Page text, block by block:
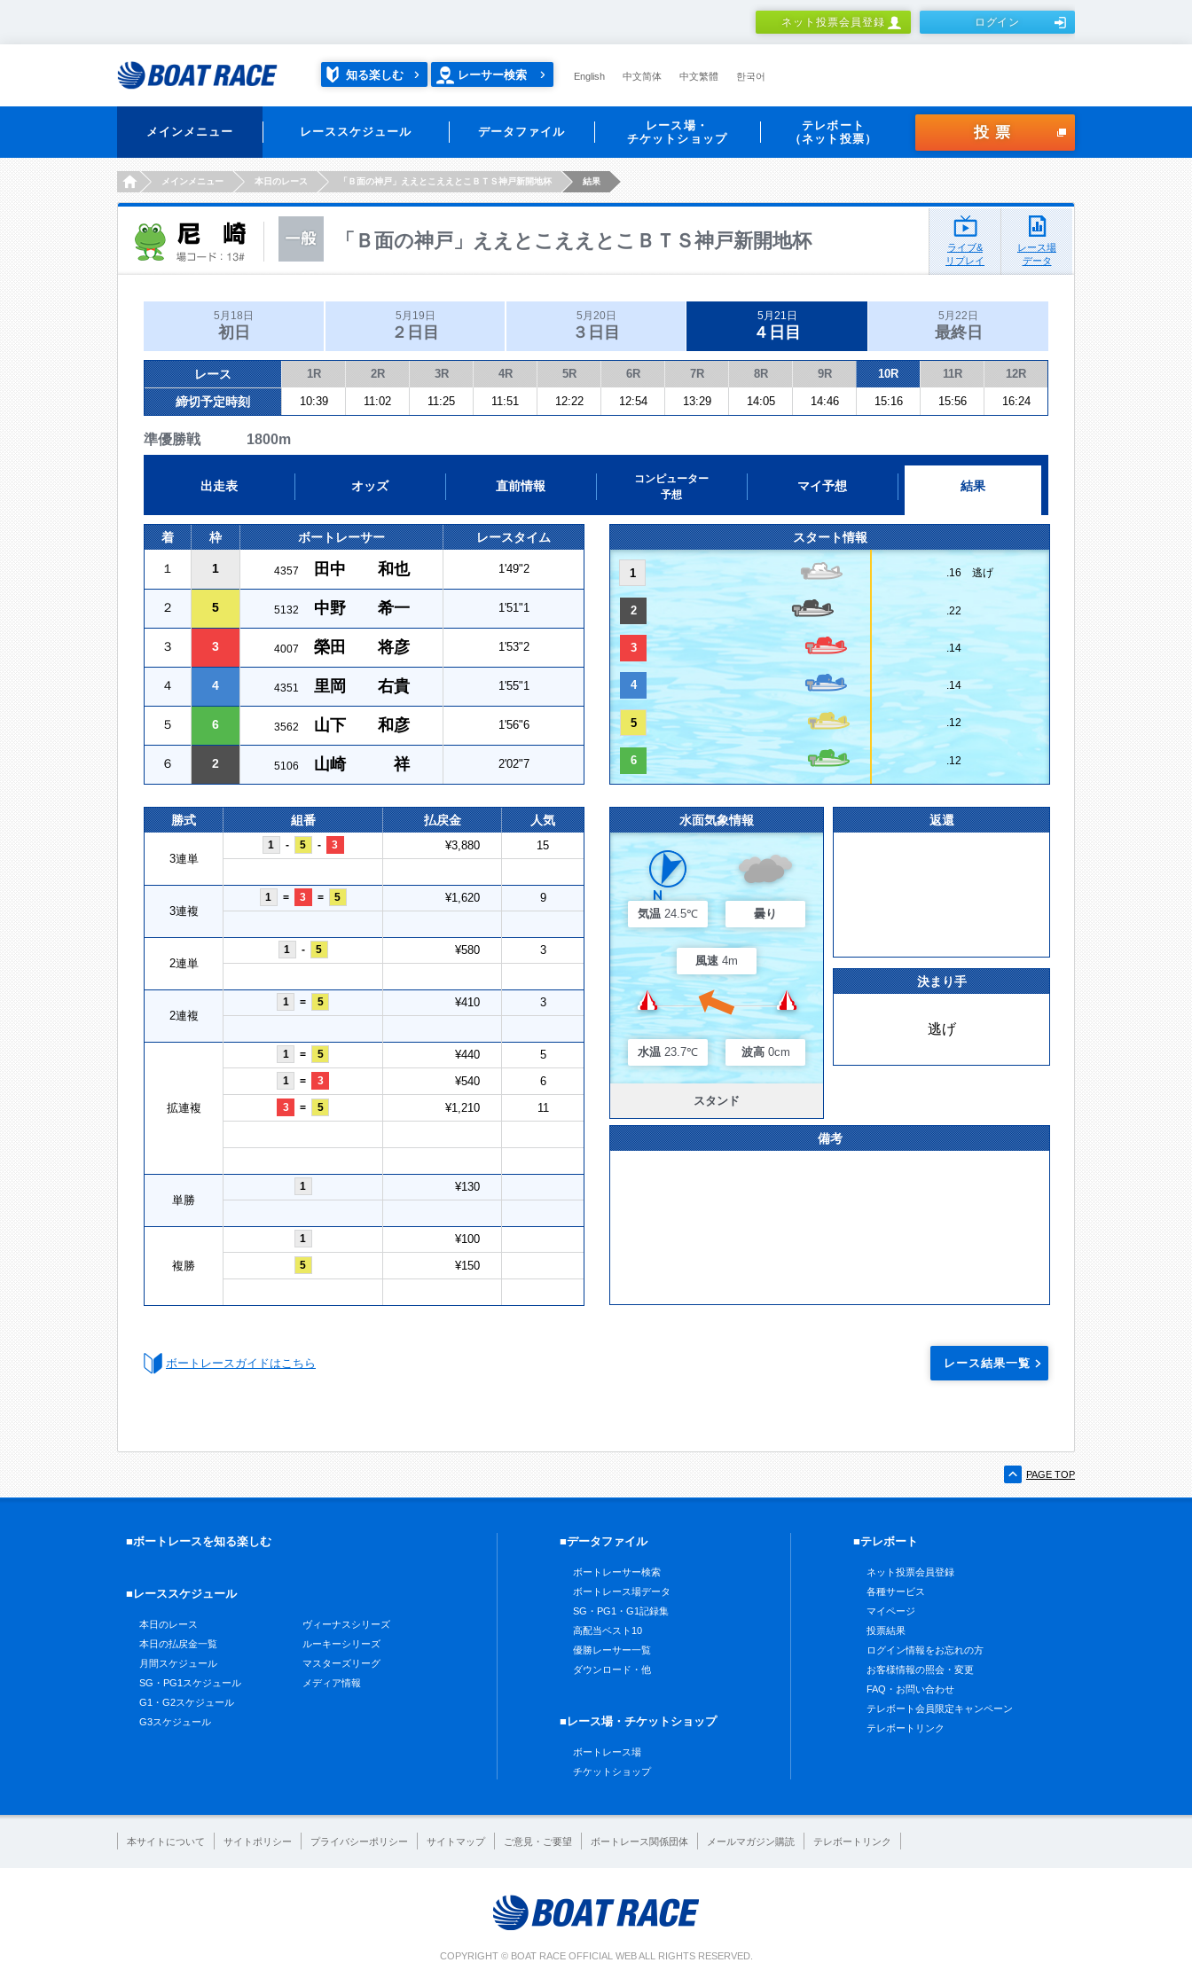
ネット投票会員登録 ログイン
知る楽しむ レーサー検索 English 中文简体 中文繁體 한국어
メインメニュー レーススケジュール データファイル
レース場・
チケットショップ
テレボート
（ネット投票）
投票
HOMEメインメニュー 本日のレース 「Ｂ面の神戸」ええとこええとこＢＴＳ神戸新開地杯 結果
「Ｂ面の神戸」ええとこええとこＢＴＳ神戸新開地杯
ライブ&
リプレイ
レース場
データ
5月18日
初日
5月19日
２日目
5月20日
３日目
5月21日
４日目
5月22日
最終日
レース 1R 2R 3R 4R 5R 6R 7R 8R 9R 10R 11R 12R
締切予定時刻 10:39 11:02 11:25 11:51 12:22 12:54 13:29 14:05 14:46 15:16 15:56 16:24
準優勝戦 1800m
出走表 オッズ 直前情報
コンピューター
予想
マイ予想 結果
着 枠 ボートレーサー レースタイム
１ 1 4357 田中 和也 1'49"2
２ 5 5132 中野 希一 1'51"1
３ 3 4007 榮田 将彦 1'53"2
４ 4 4351 里岡 右貴 1'55"1
５ 6 3562 山下 和彦 1'56"6
６ 2 5106 山崎 祥 2'02"7
スタート情報
1 .16 逃げ
2 .22
3 .14
4 .14
5 .12
6 .12
勝式 組番 払戻金 人気
3連単
1 - 5 - 3 ¥3,880 15
3連複
1 = 3 = 5 ¥1,620 9
2連単
1 - 5 ¥580 3
2連複
1 = 5 ¥410 3
拡連複
1 = 5 ¥440 5
1 = 3 ¥540 6
3 = 5 ¥1,210 11
単勝
1 ¥130
複勝
1 ¥100
5 ¥150
水面気象情報
気温 24.5℃ 曇り
風速 4m
水温 23.7℃ 波高 0cm
スタンド
返還
決まり手
逃げ
備考
ボートレースガイドはこちら レース結果一覧
PAGE TOP
■ボートレースを知る楽しむ
■レーススケジュール
本日のレース
本日の払戻金一覧
月間スケジュール
SG・PG1スケジュール
G1・G2スケジュール
G3スケジュール
ヴィーナスシリーズ
ルーキーシリーズ
マスターズリーグ
メディア情報
■データファイル
ボートレーサー検索
ボートレース場データ
SG・PG1・G1記録集
高配当ベスト10
優勝レーサー一覧
ダウンロード・他
■レース場・チケットショップ
ボートレース場
チケットショップ
■テレボート
ネット投票会員登録
各種サービス
マイページ
投票結果
ログイン情報をお忘れの方
お客様情報の照会・変更
FAQ・お問い合わせ
テレボート会員限定キャンペーン
テレボートリンク
本サイトについて サイトポリシー プライバシーポリシー サイトマップ ご意見・ご要望 ボートレース関係団体 メールマガジン購読 テレボートリンク
COPYRIGHT © BOAT RACE OFFICIAL WEB ALL RIGHTS RESERVED.